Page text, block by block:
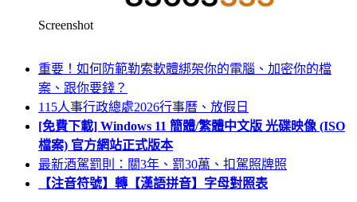
Screenshot
重要！如何防範勒索軟體綁架你的電腦、加密你的檔
案、跟你要錢？
115人事行政總處2026行事曆、放假日
[免費下載] Windows 11 簡體/繁體中文版 光碟映像 (ISO
檔案) 官方網站正式版本
最新酒駕罰則：關3年、罰30萬、扣駕照牌照
【注音符號】轉【漢語拼音】字母對照表